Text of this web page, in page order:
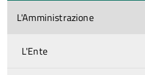
L'Amministrazione
L'Ente